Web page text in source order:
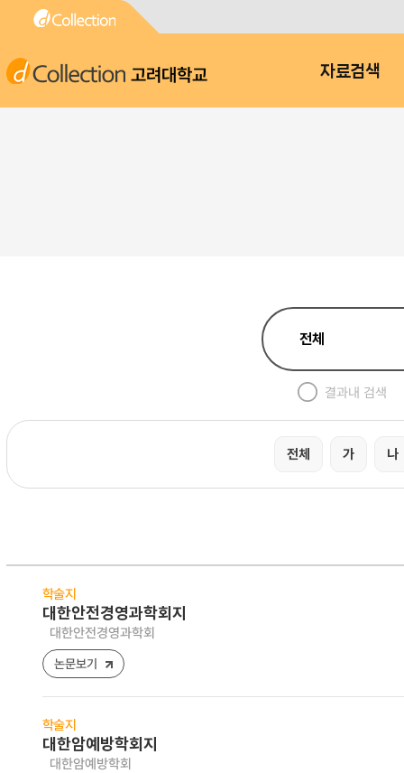
고려대학교 자료검색
결과내 검색
전체 가 나
학술지
대한안전경영과학회지
대한안전경영과학회
논문보기
학술지
대한암예방학회지
대한암예방학회